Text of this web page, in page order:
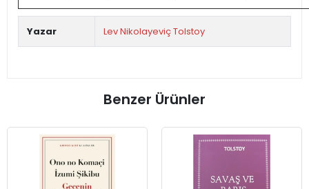
Yazar Lev Nikolayeviç Tolstoy
Benzer Ürünler